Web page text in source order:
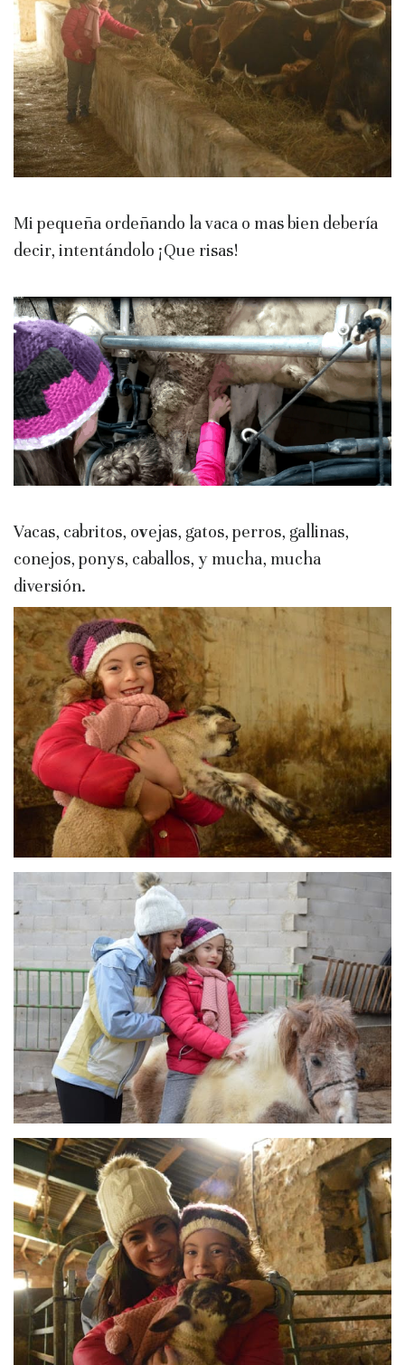
Mi pequeña ordeñando la vaca o mas bien debería
decir, intentándolo ¡Que risas!
Vacas, cabritos, ovejas, gatos, perros, gallinas,
conejos, ponys, caballos, y mucha, mucha
diversión.